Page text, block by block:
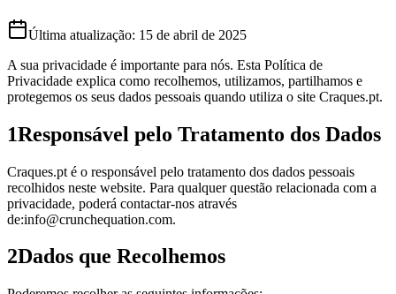
Última atualização: 15 de abril de 2025
A sua privacidade é importante para nós. Esta Política de
Privacidade explica como recolhemos, utilizamos, partilhamos e
protegemos os seus dados pessoais quando utiliza o site Craques.pt.
1Responsável pelo Tratamento dos Dados
Craques.pt é o responsável pelo tratamento dos dados pessoais
recolhidos neste website. Para qualquer questão relacionada com a
privacidade, poderá contactar-nos através
de:info@crunchequation.com.
2Dados que Recolhemos